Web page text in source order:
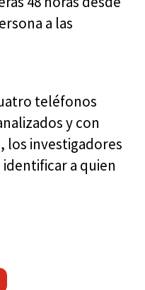
a las
teléfonos
y con
los investigadores
identificar a quien